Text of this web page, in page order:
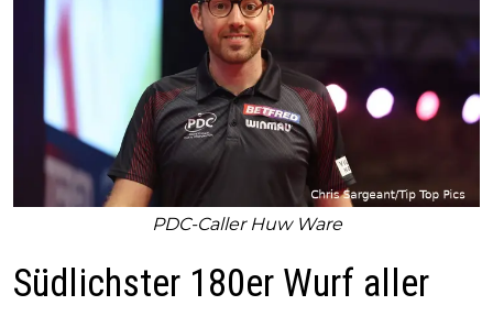
PDC-Caller Huw Ware
Südlichster 180er Wurf aller